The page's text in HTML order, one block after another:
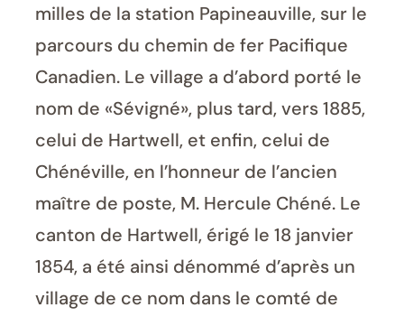
milles de la station Papineauville, sur le
parcours du chemin de fer Pacifique
Canadien. Le village a d’abord porté le
nom de «Sévigné», plus tard, vers 1885,
celui de Hartwell, et enfin, celui de
Chénéville, en l’honneur de l’ancien
maître de poste, M. Hercule Chéné. Le
canton de Hartwell, érigé le 18 janvier
1854, a été ainsi dénommé d’après un
village de ce nom dans le comté de